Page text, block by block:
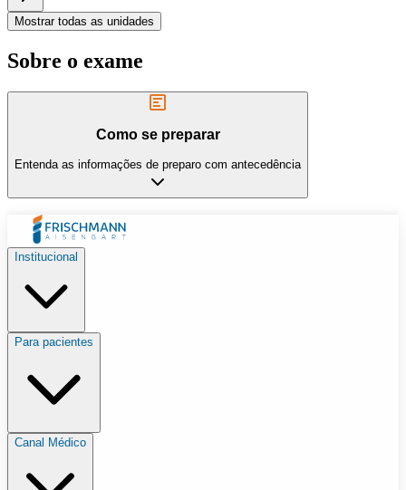
Mostrar todas as unidades
Sobre o exame
Como se preparar
Entenda as informações de preparo com antecedência
Institucional
Para pacientes
Canal Médico